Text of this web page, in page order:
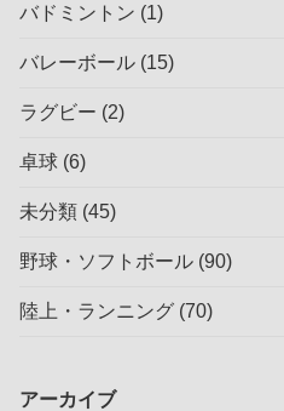
バドミントン (1)
バレーボール (15)
ラグビー (2)
卓球 (6)
未分類 (45)
野球・ソフトボール (90)
陸上・ランニング (70)
アーカイブ